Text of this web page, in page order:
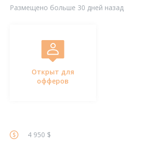
Размещено больше 30 дней назад
Открыт для
офферов
4 950 $